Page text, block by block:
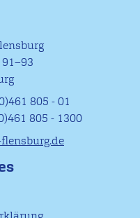
805 - 01
805 - 1300